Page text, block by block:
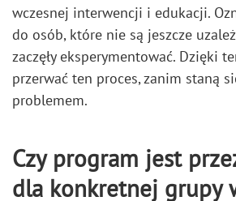
wczesnej interwencji i edukacji.
do osób, które nie są jeszcze
zaczęły eksperymentować. Dzięki
przerwać ten proces, zanim staną
problemem.
Czy program jest
dla konkretnej grupy